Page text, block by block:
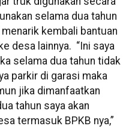
selama dua tahun
kembali bantuan
desa lainnya. “Ini saya
selama dua tahun tidak
parkir di garasi maka
jika dimanfaatkan
tahun saya akan
termasuk BPKB nya,”